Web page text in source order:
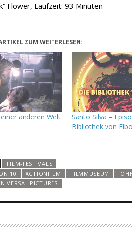
Flower, Laufzeit: 93 Minuten
ZUM WEITERLESEN:
anderen Welt
Santo Silva –
Bibliothek von
FILM-FESTIVALS
10 ACTIONFILM FILMMUSEUM
PICTURES